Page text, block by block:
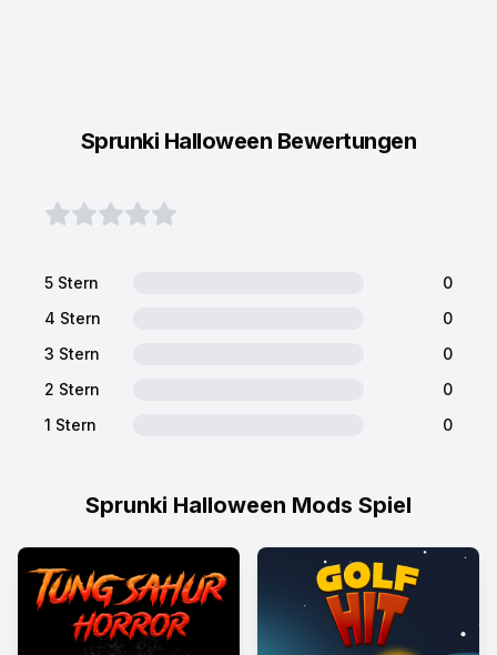
Sprunki Halloween Mods Spiel
Sprunki Halloween Bewertungen
5 Stern
0
4 Stern
0
3 Stern
0
2 Stern
0
1 Stern
0